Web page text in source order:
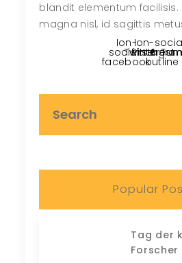
blandit elementum facilisis.
magna nisl, id sagittis
Ion-
social-
facebook
Twitter
Pinterest
Ion-
outline
Popular
Tag der
Forscher